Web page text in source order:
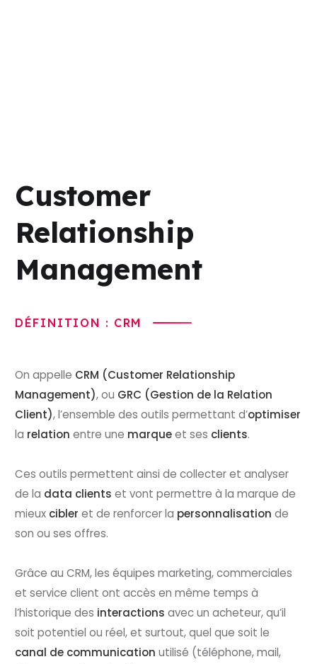
Customer
Relationship
Management
DÉFINITION : CRM
On appelle CRM (Customer Relationship
Management), ou GRC (Gestion de la Relation
Client), l’ensemble des outils permettant d’optimiser
la relationentre une marqueet ses clients.
Ces outils permettent ainsi de collecter et analyser
de la data clients et vont permettre à la marque de
mieux cibler et de renforcer la personnalisation de
son ou ses offres.
Grâce au CRM, les équipes marketing, commerciales
et service client ont accès en même temps à
l’historique des interactions avec un acheteur, qu’il
soit potentiel ou réel, et surtout, quel que soit le
canal de communicationutilisé (téléphone, mail,